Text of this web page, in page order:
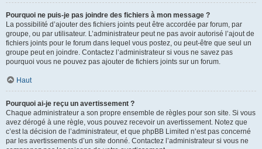
Pourquoi ne puis-je pas joindre des fichiers à mon message ?
La possibilité d’ajouter des fichiers joints peut être accordée par forum, par
groupe, ou par utilisateur. L’administrateur peut ne pas avoir autorisé l’ajout de
fichiers joints pour le forum dans lequel vous postez, ou peut-être que seul un
groupe peut en joindre. Contactez l’administrateur si vous ne savez pas
pourquoi vous ne pouvez pas ajouter de fichiers joints sur un forum.
Haut
Pourquoi ai-je reçu un avertissement ?
Chaque administrateur a son propre ensemble de règles pour son site. Si vous
avez dérogé à une règle, vous pouvez recevoir un avertissement. Notez que
c’est la décision de l’administrateur, et que phpBB Limited n’est pas concerné
par les avertissements d’un site donné. Contactez l’administrateur si vous ne